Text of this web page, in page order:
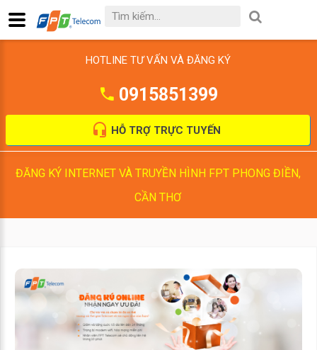
HOTLINE TƯ VẤN VÀ ĐĂNG KÝ
0915851399
HỖ TRỢ TRỰC TUYẾN
ĐĂNG KÝ INTERNET VÀ TRUYỀN HÌNH FPT PHONG ĐIỀN,
CẦN THƠ